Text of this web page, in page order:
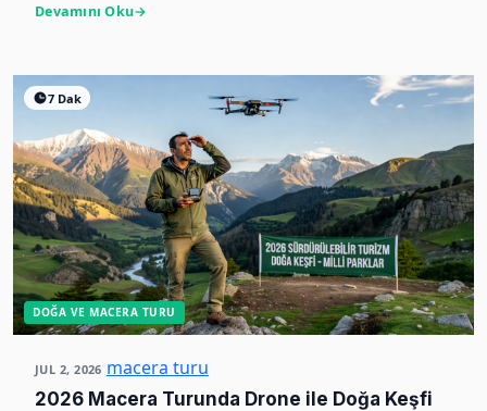
Devamını Oku
7 Dak
DOĞA VE MACERA TURU
JUL 2, 2026 macera turu
2026 Macera Turunda Drone ile Doğa Keşfi